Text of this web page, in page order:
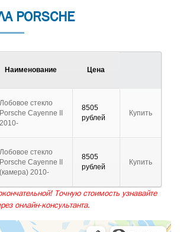
PORSCHE
Наименование Цена
Лобовое стекло
Porsche Cayenne II
2010-
8505
рублей
Купить
Лобовое стекло
Porsche Cayenne II
(камера) 2010-
8505
рублей
Купить
Точную стоимость узнавайте
онлайн-консультанта.